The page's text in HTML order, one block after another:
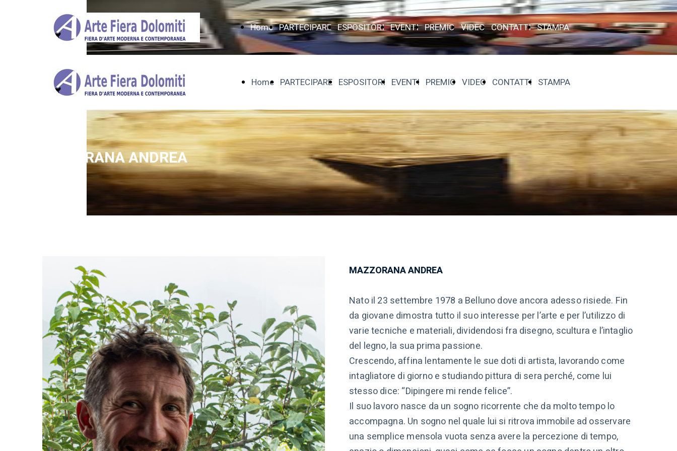
Home PARTECIPARE ESPOSITORI EVENTI PREMIO VIDEO CONTATTI STAMPA
Home PARTECIPARE ESPOSITORI EVENTI PREMIO VIDEO CONTATTI STAMPA
MAZORANA ANDREA
MAZZORANA ANDREA
Nato il 23 settembre 1978 a Belluno dove ancora adesso risiede. Fin
da giovane dimostra tutto il suo interesse per l’arte e per l’utilizzo di
varie tecniche e materiali, dividendosi fra disegno, scultura e l’intaglio
del legno, la sua prima passione.
Crescendo, affina lentamente le sue doti di artista, lavorando come
intagliatore di giorno e studiando pittura di sera perché, come lui
stesso dice: “Dipingere mi rende felice”.
Il suo lavoro nasce da un sogno ricorrente che da molto tempo lo
accompagna. Un sogno nel quale lui si ritrova immobile ad osservare
una semplice mensola vuota senza avere la percezione di tempo,